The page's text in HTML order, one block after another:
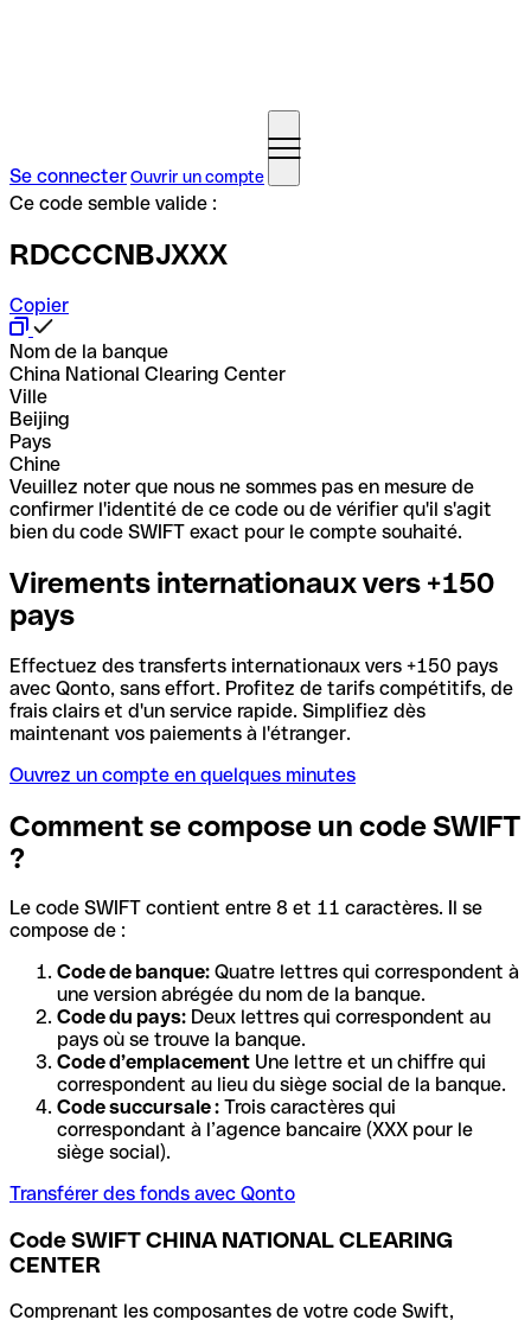
Se connecterOuvrir un compte
Ce code semble valide :
RDCCCNBJXXX
Copier
Nom de la banque
China National Clearing Center
Ville
Beijing
Pays
Chine
Veuillez noter que nous ne sommes pas en mesure de
confirmer l'identité de ce code ou de vérifier qu'il s'agit
bien du code SWIFT exact pour le compte souhaité.
Virements internationaux vers +150
pays
Effectuez des transferts internationaux vers +150 pays
avec Qonto, sans effort. Profitez de tarifs compétitifs, de
frais clairs et d'un service rapide. Simplifiez dès
maintenant vos paiements à l'étranger.
Ouvrez un compte en quelques minutes
Comment se compose un code SWIFT
?
Le code SWIFT contient entre 8 et 11 caractères. Il se
compose de :
Code de banque: Quatre lettres qui correspondent à
une version abrégée du nom de la banque.
Code du pays: Deux lettres qui correspondent au
pays où se trouve la banque.
Code d’emplacement Une lettre et un chiffre qui
correspondent au lieu du siège social de la banque.
Code succursale : Trois caractères qui
correspondant à l’agence bancaire (XXX pour le
siège social).
Transférer des fonds avec Qonto
Code SWIFT CHINA NATIONAL CLEARING
CENTER
Comprenant les composantes de votre code Swift,